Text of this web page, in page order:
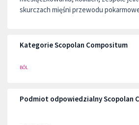
skurczach mięśni przewodu
Kategorie Scopolan Compositum
BÓL
Podmiot odpowiedzialny Scopolan